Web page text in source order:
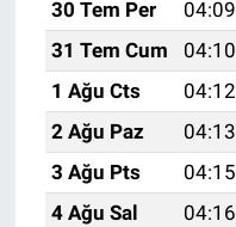
30 Tem Per
04:09
31 Tem Cum
04:10
1 Ağu Cts
04:12
2 Ağu Paz
04:13
3 Ağu Pts
04:15
4 Ağu Sal
04:16